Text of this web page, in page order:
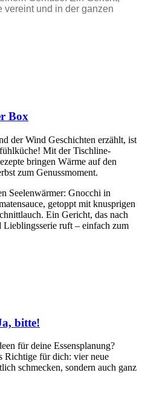
vereint und in der ganzen
Box
der Wind Geschichten erzählt, ist
Mit der Tischline-
bringen Wärme auf den
zum Genussmoment.
Seelenwärmer: Gnocchi in
getoppt mit knusprigen
Ein Gericht, das nach
ruft – einfach zum
bitte!
für deine Essensplanung?
Richtige für dich: vier neue
schmecken, sondern auch ganz